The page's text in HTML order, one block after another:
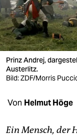
wahrheit
verlag
verlag
veranstaltungen
Prinz Andrej,
Austerlitz.
Bild: ZDF/Morris
Von Helmut Höge
Ein Mensch, der